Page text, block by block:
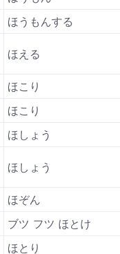
ほうもんする
ほえる
ほこり
ほこり
ほしょう
ほしょう
ほぞん
ブツ フツ ほとけ
ほとり